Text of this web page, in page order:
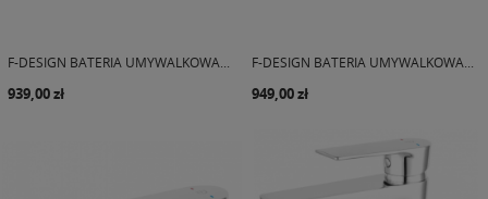
F-DESIGN BATERIA UMYWALKOWA...
939,00 zł
F-DESIGN BATERIA UMYWALKOWA...
949,00 zł